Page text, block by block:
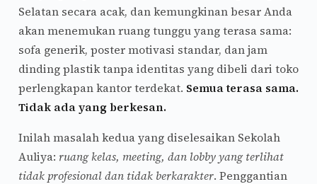
Selatan secara acak, dan kemungkinan besar Anda
akan menemukan ruang tunggu yang terasa sama:
sofa generik, poster motivasi standar, dan jam
dinding plastik tanpa identitas yang dibeli dari toko
perlengkapan kantor terdekat. Semua terasa sama.
Tidak ada yang berkesan.
Inilah masalah kedua yang diselesaikan Sekolah
Auliya: ruang kelas, meeting, dan lobby yang terlihat
tidak profesional dan tidak berkarakter. Penggantian